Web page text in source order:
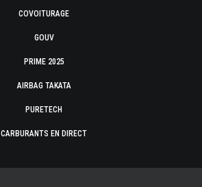
COVOITURAGE
GOUV
PRIME 2025
AIRBAG TAKATA
PURETECH
CARBURANTS EN DIRECT